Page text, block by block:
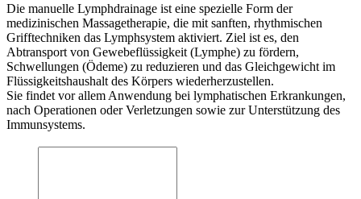
Die manuelle Lymphdrainage ist eine spezielle Form der
medizinischen Massagetherapie, die mit sanften, rhythmischen
Grifftechniken das Lymphsystem aktiviert. Ziel ist es, den
Abtransport von Gewebeflüssigkeit (Lymphe) zu fördern,
Schwellungen (Ödeme) zu reduzieren und das Gleichgewicht im
Flüssigkeitshaushalt des Körpers wiederherzustellen.
Sie findet vor allem Anwendung bei lymphatischen Erkrankungen,
nach Operationen oder Verletzungen sowie zur Unterstützung des
Immunsystems.